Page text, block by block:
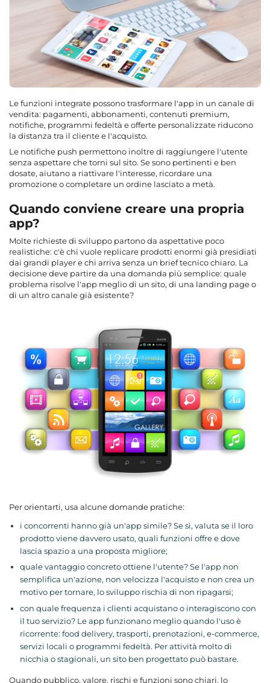
Le funzioni integrate possono trasformare l'app in un canale di
vendita: pagamenti, abbonamenti, contenuti premium,
notifiche, programmi fedeltà e offerte personalizzate riducono
la distanza tra il cliente e l'acquisto.
Le notifiche push permettono inoltre di raggiungere l'utente
senza aspettare che torni sul sito. Se sono pertinenti e ben
dosate, aiutano a riattivare l'interesse, ricordare una
promozione o completare un ordine lasciato a metà.
Quando conviene creare una propria
app?
Molte richieste di sviluppo partono da aspettative poco
realistiche: c'è chi vuole replicare prodotti enormi già presidiati
dai grandi player e chi arriva senza un brief tecnico chiaro. La
decisione deve partire da una domanda più semplice: quale
problema risolve l'app meglio di un sito, di una landing page o
di un altro canale già esistente?
Per orientarti, usa alcune domande pratiche:
i concorrenti hanno già un'app simile? Se sì, valuta se il loro
prodotto viene davvero usato, quali funzioni offre e dove
lascia spazio a una proposta migliore;
quale vantaggio concreto ottiene l'utente? Se l'app non
semplifica un'azione, non velocizza l'acquisto e non crea un
motivo per tornare, lo sviluppo rischia di non ripagarsi;
con quale frequenza i clienti acquistano o interagiscono con
il tuo servizio? Le app funzionano meglio quando l'uso è
ricorrente: food delivery, trasporti, prenotazioni, e-commerce,
servizi locali o programmi fedeltà. Per attività molto di
nicchia o stagionali, un sito ben progettato può bastare.
Quando pubblico, valore, rischi e funzioni sono chiari, lo